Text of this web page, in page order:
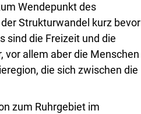
Wendepunkt des
Strukturwandel kurz bevor
sind die Freizeit und die
vor allem aber die Menschen
die sich zwischen die
zum Ruhrgebiet im